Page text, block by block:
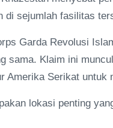
di sejumlah fasilitas
Garda Revolusi
sama. Klaim ini
Amerika Serikat untuk
lokasi penting